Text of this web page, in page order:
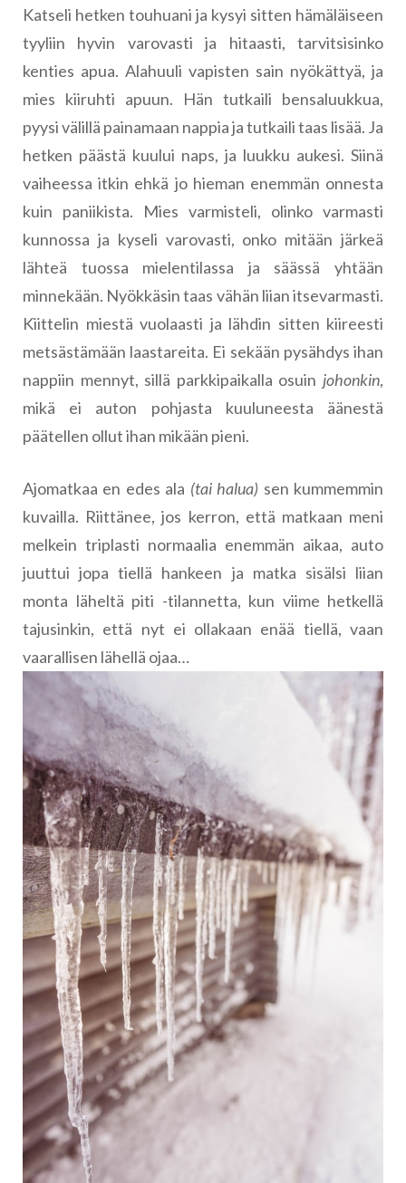
Katseli hetken touhuani ja kysyi sitten hämäläiseen
tyyliin hyvin varovasti ja hitaasti, tarvitsisinko
kenties apua. Alahuuli vapisten sain nyökättyä, ja
mies kiiruhti apuun. Hän tutkaili bensaluukkua,
pyysi välillä painamaan nappia ja tutkaili taas lisää. Ja
hetken päästä kuului naps, ja luukku aukesi. Siinä
vaiheessa itkin ehkä jo hieman enemmän onnesta
kuin paniikista. Mies varmisteli, olinko varmasti
kunnossa ja kyseli varovasti, onko mitään järkeä
lähteä tuossa mielentilassa ja säässä yhtään
minnekään. Nyökkäsin taas vähän liian itsevarmasti.
Kiittelin miestä vuolaasti ja lähdin sitten kiireesti
metsästämään laastareita. Ei sekään pysähdys ihan
nappiin mennyt, sillä parkkipaikalla osuin johonkin,
mikä ei auton pohjasta kuuluneesta äänestä
päätellen ollut ihan mikään pieni.
Ajomatkaa en edes ala (tai halua) sen kummemmin
kuvailla. Riittänee, jos kerron, että matkaan meni
melkein triplasti normaalia enemmän aikaa, auto
juuttui jopa tiellä hankeen ja matka sisälsi liian
monta läheltä piti -tilannetta, kun viime hetkellä
tajusinkin, että nyt ei ollakaan enää tiellä, vaan
vaarallisen lähellä ojaa…